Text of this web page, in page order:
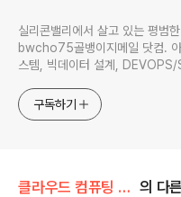
실리콘밸리에서 살고 있는 평범
bwcho75골뱅이지메일 닷컴.
스템, 빅데이터 설계, DEVOPS/
한 기술 멘토링과 강의 진행합니다.
https://www.linkedin.com/
구독하기
클라우드 컴퓨팅 & NoSQL/개인 클라우드 의 다